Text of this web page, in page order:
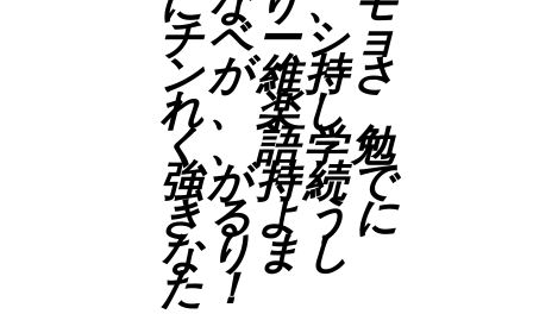
チベーショ
ンが維持さ
れ、楽し
く、語学勉
強が持続で
きるように
なりまし
た！